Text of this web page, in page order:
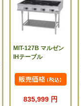
MIT-127B マルゼン
IHテーブル
835,999 円